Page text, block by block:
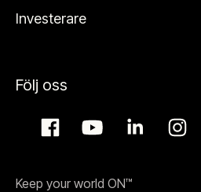
Investerare
Följ oss
Keep your world ON™